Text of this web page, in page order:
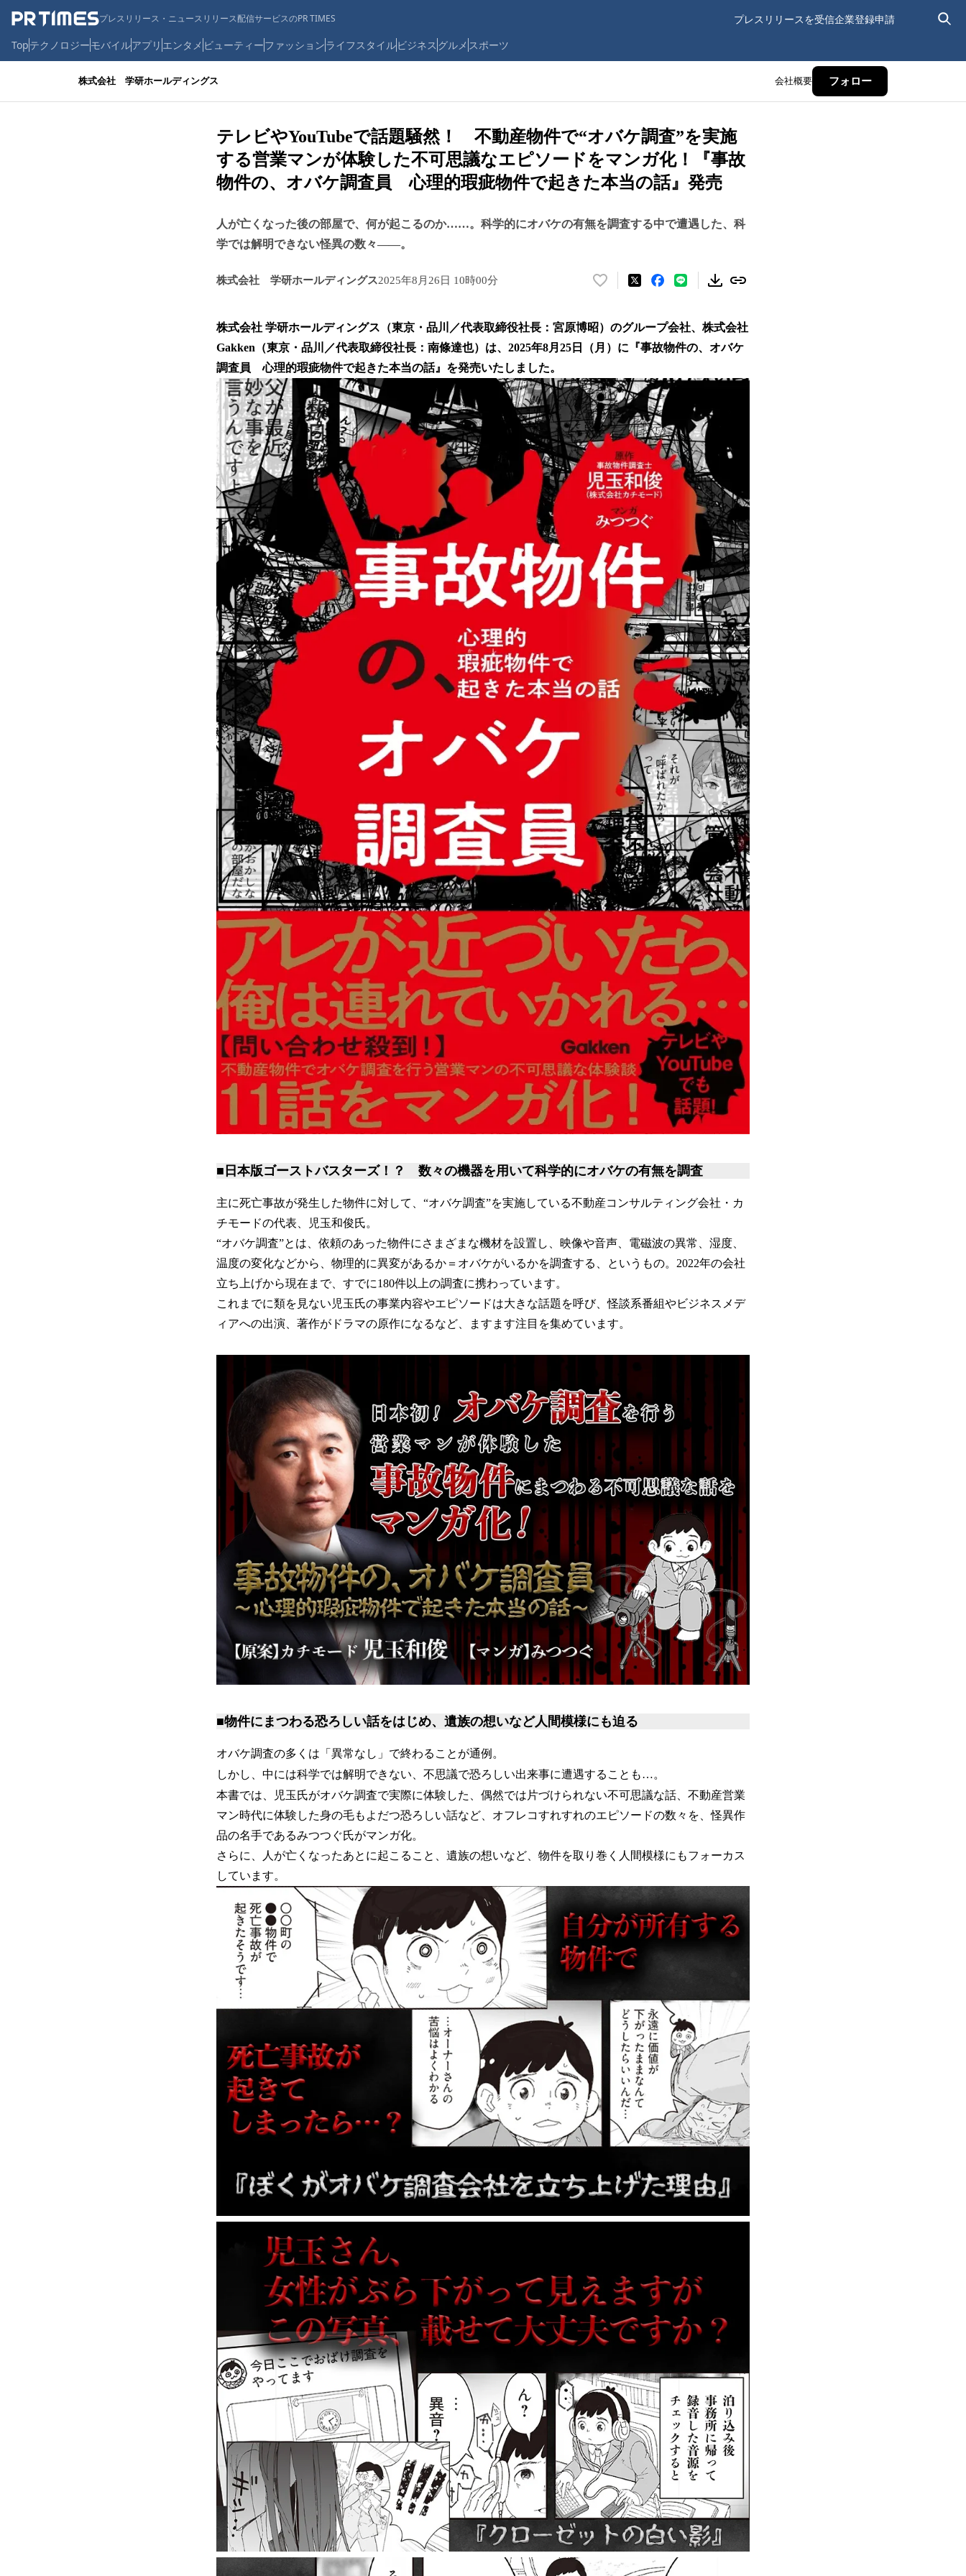
プレスリリース・ニュースリリース配信サービスのPR TIMES プレスリリースを受信企業登録申請
Topテクノロジーモバイルアプリ エンタメ ビューティーファッションライフスタイルビジネス グルメ スポーツ
株式会社 学研ホールディングス 会社概要 フォロー
テレビやYouTubeで話題騒然！ 不動産物件で“オバケ調査”を実施
する営業マンが体験した不可思議なエピソードをマンガ化！『事故
物件の、オバケ調査員 心理的瑕疵物件で起きた本当の話』発売
人が亡くなった後の部屋で、何が起こるのか……。科学的にオバケの有無を調査する中で遭遇した、科
学では解明できない怪異の数々――。
株式会社 学研ホールディングス2025年8月26日 10時00分
い
！
数
読
み
込
み
中
す
株式会社 学研ホールディングス（東京・品川／代表取締役社長：宮原博昭）のグループ会社、株式会社
Gakken（東京・品川／代表取締役社長：南條達也）は、2025年8月25日（月）に『事故物件の、オバケ
調査員 心理的瑕疵物件で起きた本当の話』を発売いたしました。
■日本版ゴーストバスターズ！？ 数々の機器を用いて科学的にオバケの有無を調査
主に死亡事故が発生した物件に対して、“オバケ調査”を実施している不動産コンサルティング会社・カ
チモードの代表、児玉和俊氏。
“オバケ調査”とは、依頼のあった物件にさまざまな機材を設置し、映像や音声、電磁波の異常、湿度、
温度の変化などから、物理的に異変があるか＝オバケがいるかを調査する、というもの。2022年の会社
立ち上げから現在まで、すでに180件以上の調査に携わっています。
これまでに類を見ない児玉氏の事業内容やエピソードは大きな話題を呼び、怪談系番組やビジネスメデ
ィアへの出演、著作がドラマの原作になるなど、ますます注目を集めています。
■物件にまつわる恐ろしい話をはじめ、遺族の想いなど人間模様にも迫る
オバケ調査の多くは「異常なし」で終わることが通例。
しかし、中には科学では解明できない、不思議で恐ろしい出来事に遭遇することも…。
本書では、児玉氏がオバケ調査で実際に体験した、偶然では片づけられない不可思議な話、不動産営業
マン時代に体験した身の毛もよだつ恐ろしい話など、オフレコすれすれのエピソードの数々を、怪異作
品の名手であるみつつぐ氏がマンガ化。
さらに、人が亡くなったあとに起こること、遺族の想いなど、物件を取り巻く人間模様にもフォーカス
しています。